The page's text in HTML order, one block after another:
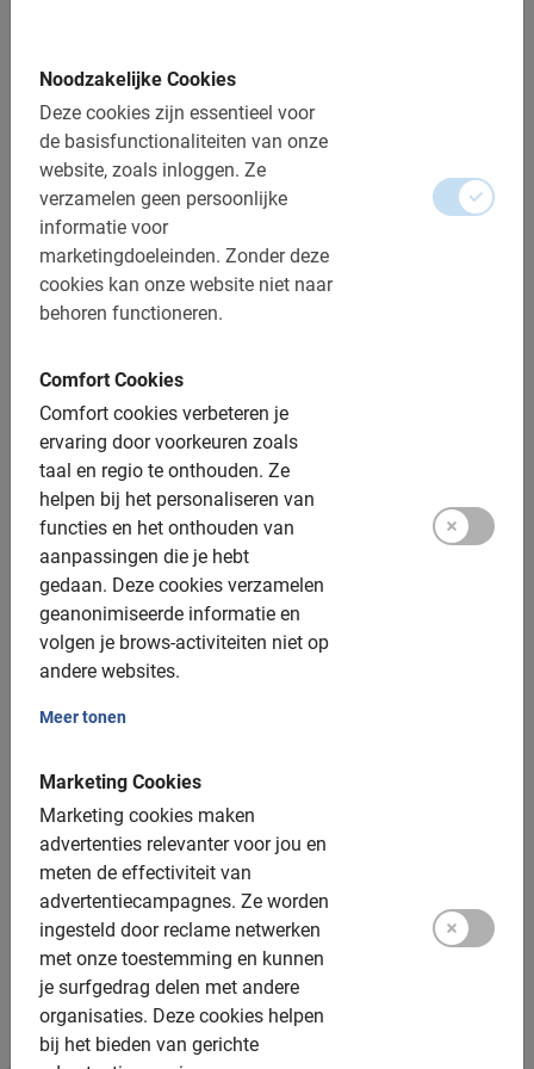
Noodzakelijke Cookies
Deze cookies zijn essentieel voor
de basisfunctionaliteiten van onze
website, zoals inloggen. Ze
verzamelen geen persoonlijke
informatie voor
marketingdoeleinden. Zonder deze
cookies kan onze website niet naar
behoren functioneren.
Comfort Cookies
Comfort cookies verbeteren je
ervaring door voorkeuren zoals
taal en regio te onthouden. Ze
helpen bij het personaliseren van
functies en het onthouden van
aanpassingen die je hebt
gedaan. Deze cookies verzamelen
geanonimiseerde informatie en
volgen je brows-activiteiten niet op
andere websites.
Meer tonen
Marketing Cookies
Marketing cookies maken
advertenties relevanter voor jou en
meten de effectiviteit van
advertentiecampagnes. Ze worden
ingesteld door reclame netwerken
met onze toestemming en kunnen
je surfgedrag delen met andere
organisaties. Deze cookies helpen
bij het bieden van gerichte
verzetten of annuleren
Afstand: ca. 10 km
Toegankelijk voor alle fietsers
Inclusief:
Gebruik van de fiets
De Nederlandse gids
Fotomomenten
Extra opties:
Kinderfietsen: ja, tot 1.50m (24 inch)
E-bikes: niet beschikbaar
Kinderzitjes: tot 22kg
Tandems: niet beschikbaar
Boekbaar voor groepen van: 2 tot 200 deelnemers
Gemiddelde groepsgrootte: 8 deelnemers
Minimum aantal: 2 deelnemers
Per 15 deelnemers wordt een extra gids ingezet
Bij grotere groepen zetten we meer gidsen in